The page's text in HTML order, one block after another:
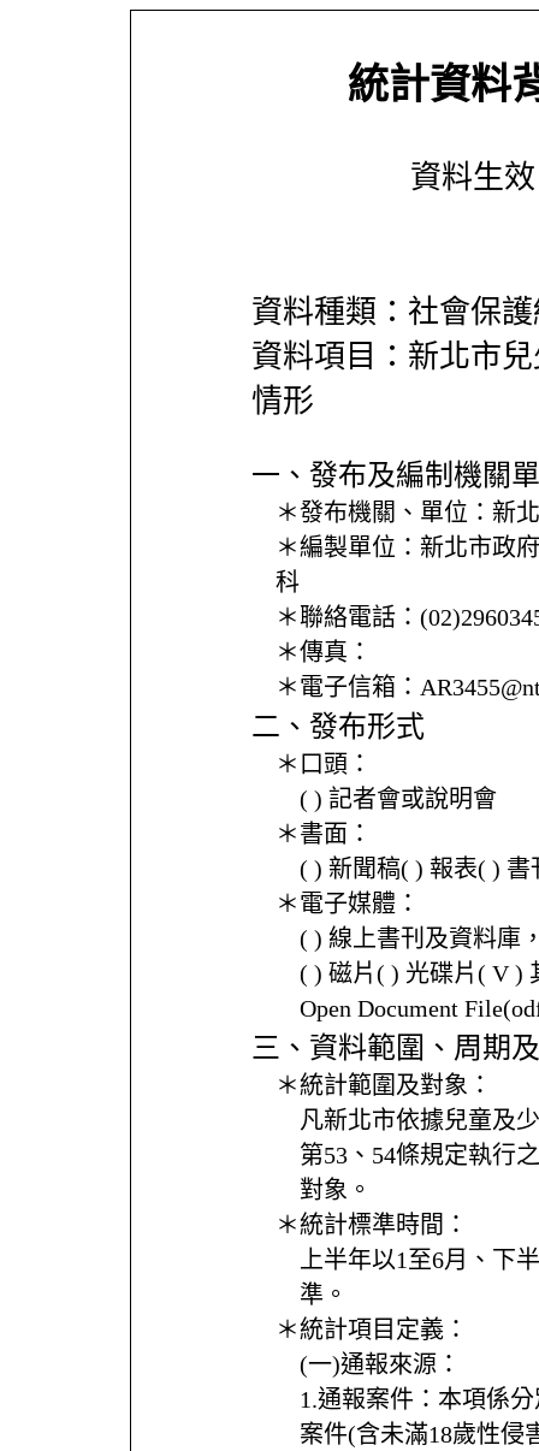
統計資料
資料生
資料種類：社會保
資料項目：新北市
情形
一、發布及編制機關
＊發布機關、單位： 新
＊編製單位： 新北市政
科
＊聯絡電話：
＊傳真：
＊電子信箱：
二、發布形式
＊口頭：
( ) 記者會或說明會
＊書面：
( ) 新聞稿( ) 報表( ) 書
＊電子媒體：
( ) 線上書刊及資料庫
( ) 磁片( ) 光碟片( V )
Open Document
三、資料範圍、周期
＊統計範圍及對象：
凡新北市依據兒童及
第53、54條規定執行
對象。
＊統計標準時間：
上半年以1至6月、下
準。
＊統計項目定義：
(一)通報來源：
1.通報案件：本項係
案件(含未滿18歲性侵